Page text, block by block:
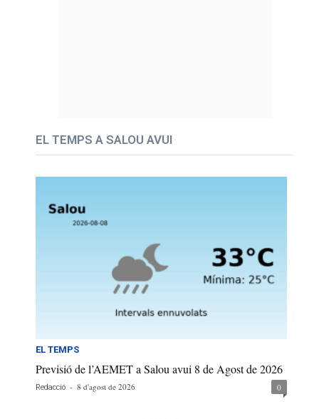
EL TEMPS A SALOU AVUI
EL TEMPS
Previsió de l’AEMET a Salou avui 8 de Agost de 2026
Redacció - 8 d'agost de 2026 0